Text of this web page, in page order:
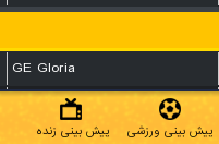
GE Gloria
Brasil de Farroupilha
پیش بینی ورزشی پیش بینی زنده